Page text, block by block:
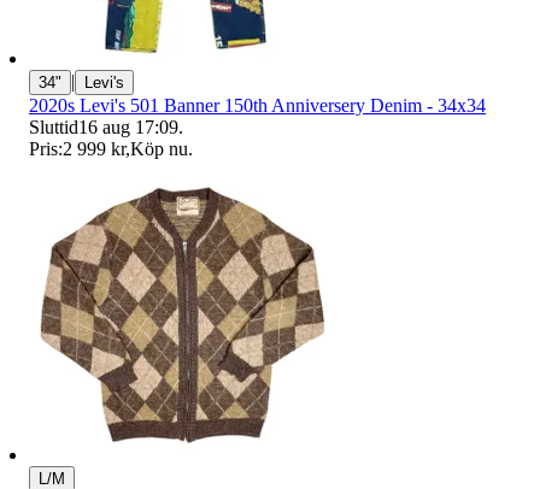
34" | Levi's
2020s Levi's 501 Banner 150th Anniversery Denim - 34x34
Sluttid16 aug 17:09.
Pris:2 999 kr,Köp nu.
L/M